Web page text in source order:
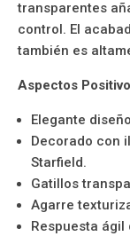
transparentes
control. El
también es
Aspectos
Elegante
Decorado con
Starfield.
Gatillos
Agarre
Respuesta ágil